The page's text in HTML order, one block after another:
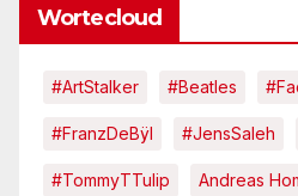
Wortecloud
#ArtStalker #Beatles
#FranzDeBÿl #JensSaleh
#TommyTTulip Andreas